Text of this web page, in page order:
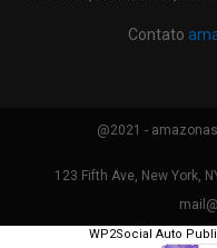
Contato
@2021 -
123 Fifth Ave, New York,
WP2Social Auto